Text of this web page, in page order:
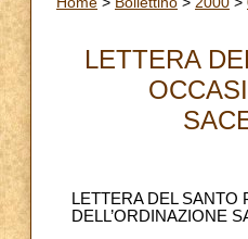
LETTERA
LETTERA DEL
DELL’ORDINAZIONE